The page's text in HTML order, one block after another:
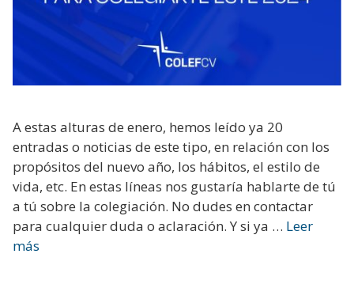
A estas alturas de enero, hemos leído ya 20
entradas o noticias de este tipo, en relación con los
propósitos del nuevo año, los hábitos, el estilo de
vida, etc. En estas líneas nos gustaría hablarte de tú
a tú sobre la colegiación. No dudes en contactar
para cualquier duda o aclaración. Y si ya … Leer
más